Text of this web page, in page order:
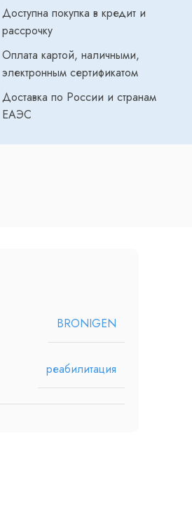
Доступна покупка в кредит и
рассрочку
Оплата картой, наличными,
электронным сертификатом
Доставка по России и странам
ЕАЭС
BRONIGEN
реабилитация